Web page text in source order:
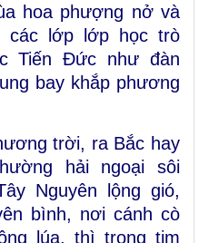
hoa phượng nở và
các lớp lớp học trò
Tiến Đức như đàn
bay khắp phương
trời, ra Bắc hay
hải ngoại sôi
Nguyên lộng gió,
bình, nơi cánh cò
lúa, thì trong tim